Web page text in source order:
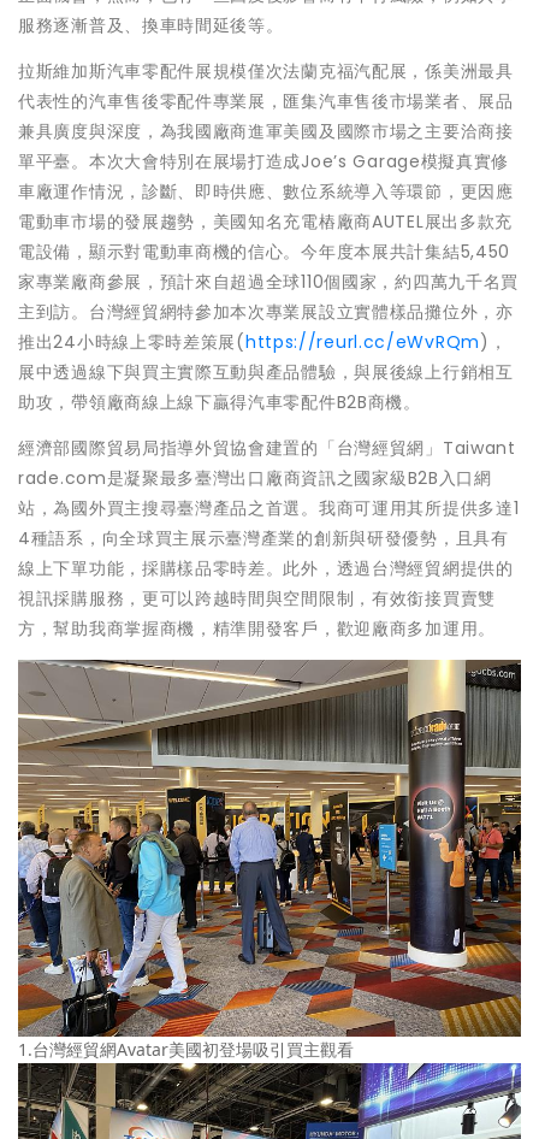
服務逐漸普及、換車時間延後等。
拉斯維加斯汽車零配件展規模僅次法蘭克福汽配展，係美洲最具
代表性的汽車售後零配件專業展，匯集汽車售後市場業者、展品
兼具廣度與深度，為我國廠商進軍美國及國際市場之主要洽商接
單平臺。本次大會特別在展場打造成Joe’s Garage模擬真實修
車廠運作情況，診斷、即時供應、數位系統導入等環節，更因應
電動車市場的發展趨勢，美國知名充電樁廠商AUTEL展出多款充
電設備，顯示對電動車商機的信心。今年度本展共計集結5,450
家專業廠商參展，預計來自超過全球110個國家，約四萬九千名買
主到訪。台灣經貿網特參加本次專業展設立實體樣品攤位外，亦
推出24小時線上零時差策展(https://reurl.cc/eWvRQm)，
展中透過線下與買主實際互動與產品體驗，與展後線上行銷相互
助攻，帶領廠商線上線下贏得汽車零配件B2B商機。
經濟部國際貿易局指導外貿協會建置的「台灣經貿網」Taiwant
rade.com是凝聚最多臺灣出口廠商資訊之國家級B2B入口網
站，為國外買主搜尋臺灣產品之首選。我商可運用其所提供多達1
4種語系，向全球買主展示臺灣產業的創新與研發優勢，且具有
線上下單功能，採購樣品零時差。此外，透過台灣經貿網提供的
視訊採購服務，更可以跨越時間與空間限制，有效銜接買賣雙
方，幫助我商掌握商機，精準開發客戶，歡迎廠商多加運用。
1.台灣經貿網Avatar美國初登場吸引買主觀看